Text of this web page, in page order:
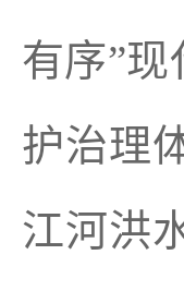
有序”
护治理
江河洪